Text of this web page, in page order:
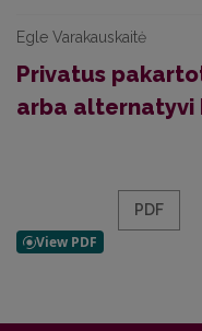
Egle Varakauskaitė
Privatus
arba alternatyvi
PDF